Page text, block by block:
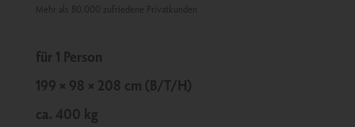
mit
Mehr als 80.000 zufriedene Privatkunden
für 1 Person
199 × 98 × 208 cm (B/T/H)
ca. 400 kg